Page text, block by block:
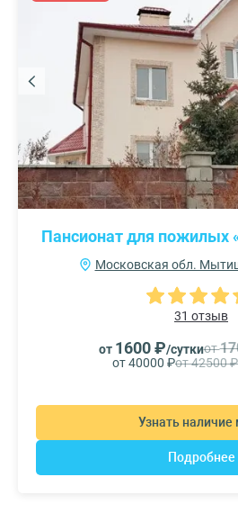
Пансионат для пожилых
Московская обл.
31 отзыв
от 1600 ₽/суткиот
от 40000 ₽от 42500 ₽
Узнать наличие
Подробнее